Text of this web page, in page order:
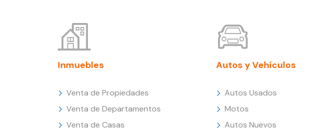
Inmuebles
Venta de Propiedades
Venta de Departamentos
Venta de Casas
Autos y Vehículos
Autos Usados
Motos
Autos Nuevos